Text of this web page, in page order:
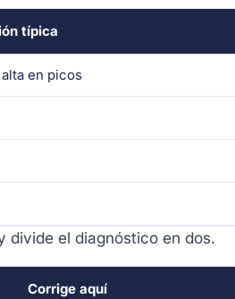
típica
en picos
divide el diagnóstico en dos.
Corrige aquí